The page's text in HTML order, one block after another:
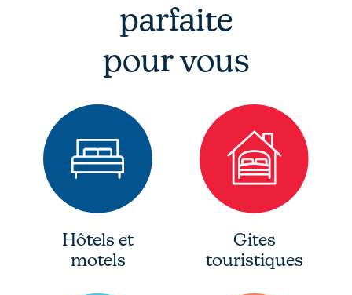
parfaite
pour vous
Hôtels et
motels
Gites
touristiques